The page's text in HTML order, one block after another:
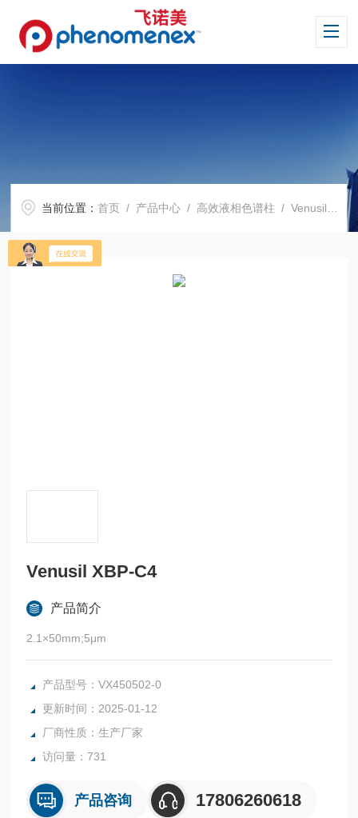
当前位置：首页 / 产品中心 / 高效液相色谱柱 /Venusil 系列色谱柱
Venusil XBP-C4
产品简介
2.1×50mm;5μm
产品型号：VX450502-0
更新时间：2025-01-12
厂商性质：生产厂家
访问量：731
产品咨询 17806260618